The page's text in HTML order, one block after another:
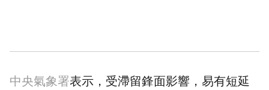
中央氣象署表示，受滯留鋒面影響，易有短延